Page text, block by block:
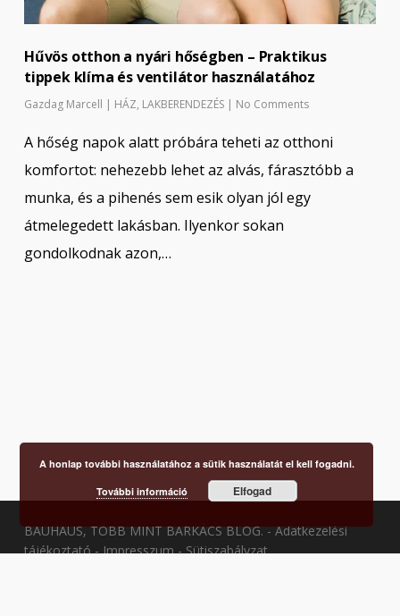
Hűvös otthon a nyári hőségben – Praktikus
tippek klíma és ventilátor használatához
Gazdag Marcell | HÁZ, LAKBERENDEZÉS | No Comments
A hőség napok alatt próbára teheti az otthoni
komfortot: nehezebb lehet az alvás, fárasztóbb a
munka, és a pihenés sem esik olyan jól egy
átmelegedett lakásban. Ilyenkor sokan
gondolkodnak azon,…
BAUHAUS, TÖBB MINT BARKÁCS BLOG. -Adatkezelési
tájékoztató-Impresszum-Sütiszabályzat
A honlap további használatához a sütik használatát el kell fogadni.
További információ Elfogad